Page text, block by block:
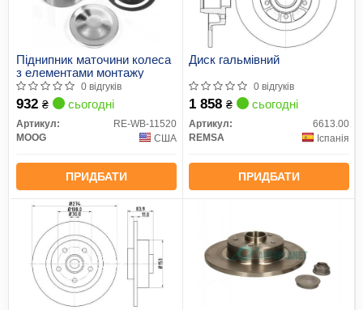
Піднипник маточини колеса
з елементами монтажу
0 відгуків
932 ₴ сьогодні
Артикул:
RE-WB-11520
MOOG
США
ПРИДБАТИ
Диск гальмівний
0 відгуків
1 858 ₴ сьогодні
Артикул:
6613.00
REMSA
Іспанія
ПРИДБАТИ